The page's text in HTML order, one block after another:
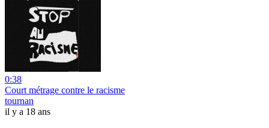
0:38
Court métrage contre le racisme
tournan
il y a 18 ans